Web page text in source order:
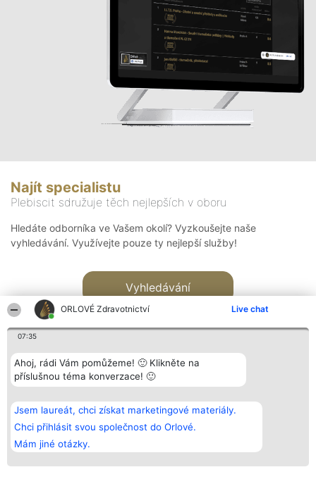
ORLOVÉ Zdravotnictví Live chat
07:35
Ahoj, rádi Vám pomůžeme! 🙂 Klikněte na
příslušnou téma konverzace! 🙂
Jsem laureát, chci získat marketingové materiály.
Chci přihlásit svou společnost do Orlové.
Mám jiné otázky.
Najít specialistu
Plebiscit sdružuje těch nejlepších v oboru
Hledáte odborníka ve Vašem okolí? Vyzkoušejte naše
vyhledávání. Využívejte pouze ty nejlepší služby!
Vyhledávání
Bright Side Solutions sp. z o.
o. sp. k.
ul. Ruska 22
Wrocław 50-079
KRS 0000749100 | Regon
381313360 | NIP 8943132676
Vítězové
Seznam všech
laureátů
Zásady
Zásady
Kontakt